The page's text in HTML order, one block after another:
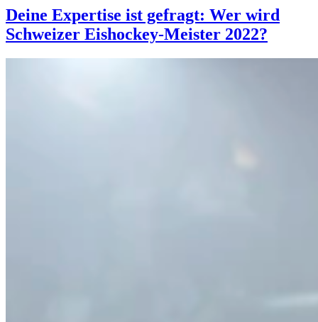
Deine Expertise ist gefragt: Wer wird
Schweizer Eishockey-Meister 2022?